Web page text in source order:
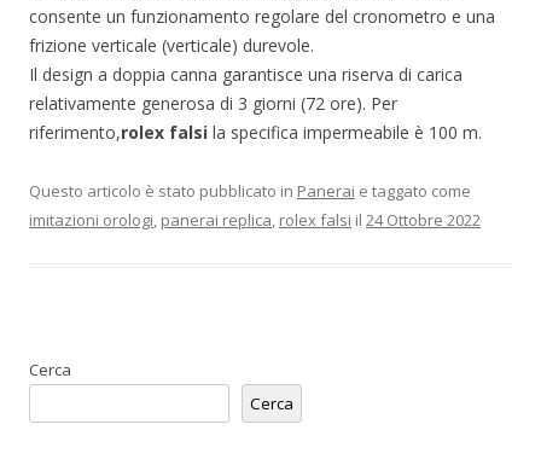
consente un funzionamento regolare del cronometro e una
frizione verticale (verticale) durevole.
Il design a doppia canna garantisce una riserva di carica
relativamente generosa di 3 giorni (72 ore). Per
riferimento,rolex falsi la specifica impermeabile è 100 m.
Questo articolo è stato pubblicato in Panerai e taggato come
imitazioni orologi, panerai replica, rolex falsi il 24 Ottobre 2022
Cerca
Cerca